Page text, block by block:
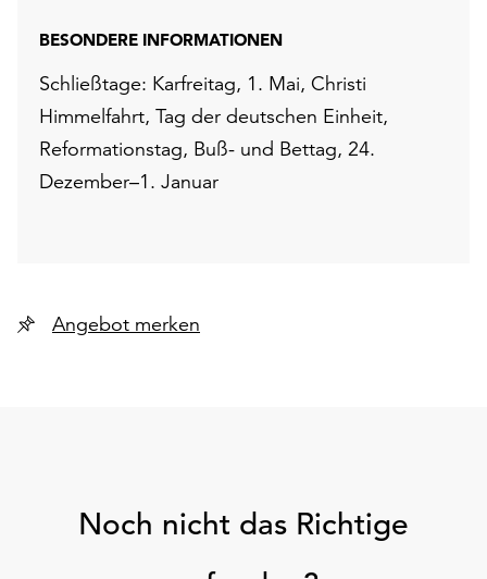
BESONDERE INFORMATIONEN
Schließtage: Karfreitag, 1. Mai, Christi
Himmelfahrt, Tag der deutschen Einheit,
Reformationstag, Buß- und Bettag, 24.
Dezember–1. Januar
Angebot merken
Noch nicht das Richtige